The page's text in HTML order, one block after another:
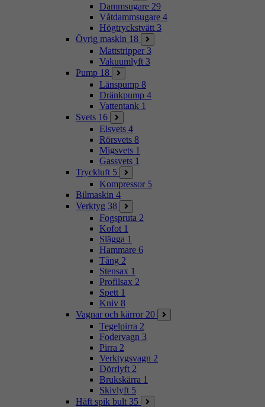
Dammsugare 29
Våtdammsugare 4
Högtryckstvätt 3
Övrig maskin 18
Mattstripper 3
Vakuumlyft 3
Pump 18
Länspump 8
Dränkpump 4
Vattentank 1
Svets 16
Elsvets 4
Rörsvets 8
Migsvets 1
Gassvets 1
Tryckluft 5
Kompressor 5
Bilmaskin 4
Verktyg 38
Fogspruta 2
Kofot 1
Slägga 1
Hammare 6
Tång 2
Stensax 1
Profilsax 2
Spett 1
Kniv 8
Vagnar och kärror 20
Tegelpirra 2
Fodervagn 3
Pirra 2
Verktygsvagn 2
Dörrlyft 2
Brukskärra 1
Skivlyft 5
Häft spik bult 35